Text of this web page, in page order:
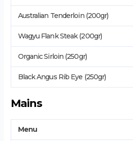
Australian Tenderloin (200gr)
Wagyu Flank Steak (200gr)
Organic Sirloin (250gr)
Black Angus Rib Eye (250gr)
Mains
Menu